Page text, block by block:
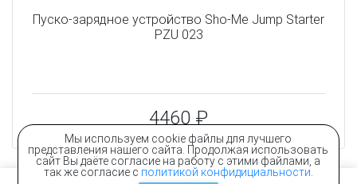
Мы используем cookie файлы для лучшего
представления нашего сайта. Продолжая использовать
сайт Вы даёте согласие на работу с этими файлами, а
так же согласие с политикой конфидициальности
Пуско-зарядное устройство Sho-Me Jump Starter
PZU 023
4460 ₽